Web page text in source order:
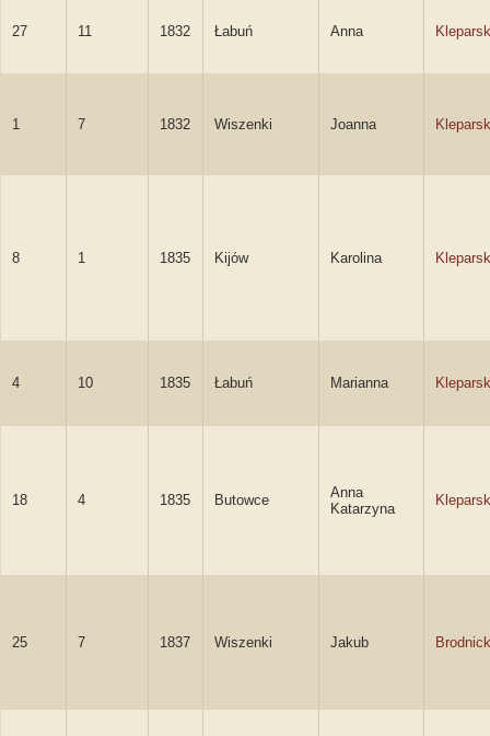
27 11 1832 Łabuń Anna
1 7 1832 Wiszenki Joanna
8 1 1835 Kijów Karolina
4 10 1835 Łabuń Marianna
18 4 1835 Butowce
Anna
Katarzyna
25 7 1837 Wiszenki Jakub